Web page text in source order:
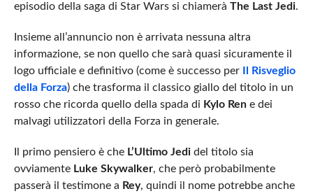
episodio della saga di Star Wars si chiamerà The Last Jedi.
Insieme all’annuncio non è arrivata nessuna altra
informazione, se non quello che sarà quasi sicuramente il
logo ufficiale e definitivo (come è successo per
Il Risveglio
della Forza) che trasforma il classico giallo del titolo in un
rosso che ricorda quello della spada di Kylo Rene dei
malvagi utilizzatori della Forza in generale.
Il primo pensiero è che L’Ultimo Jedidel titolo sia
ovviamente Luke Skywalker, che però probabilmente
passerà il testimone a Rey, quindi il nome potrebbe anche